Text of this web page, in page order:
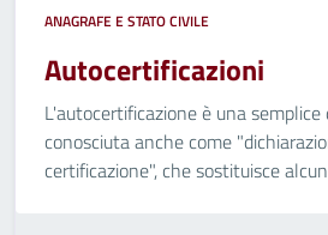
ANAGRAFE E STATO CIVILE
Autocertificazioni
L'autocertificazione è una semplice
conosciuta anche come
certificazione", che sostituisce